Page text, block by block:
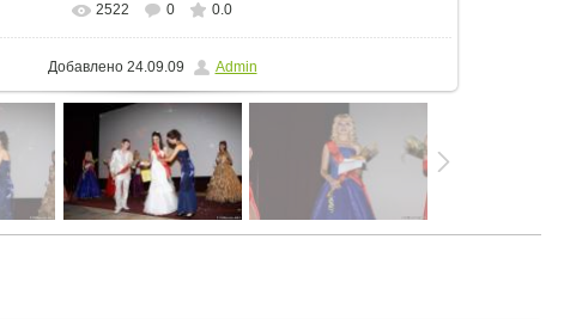
В реальном размере 800x533
2522 0 0.0
Добавлено24.09.09 Admin